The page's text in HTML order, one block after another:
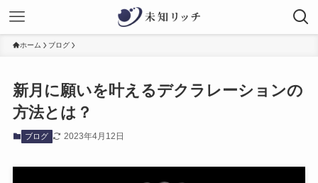
ホーム ブログ
新月に願いを叶えるデクラレーションの
方法とは？
ブログ 2023年4月12日